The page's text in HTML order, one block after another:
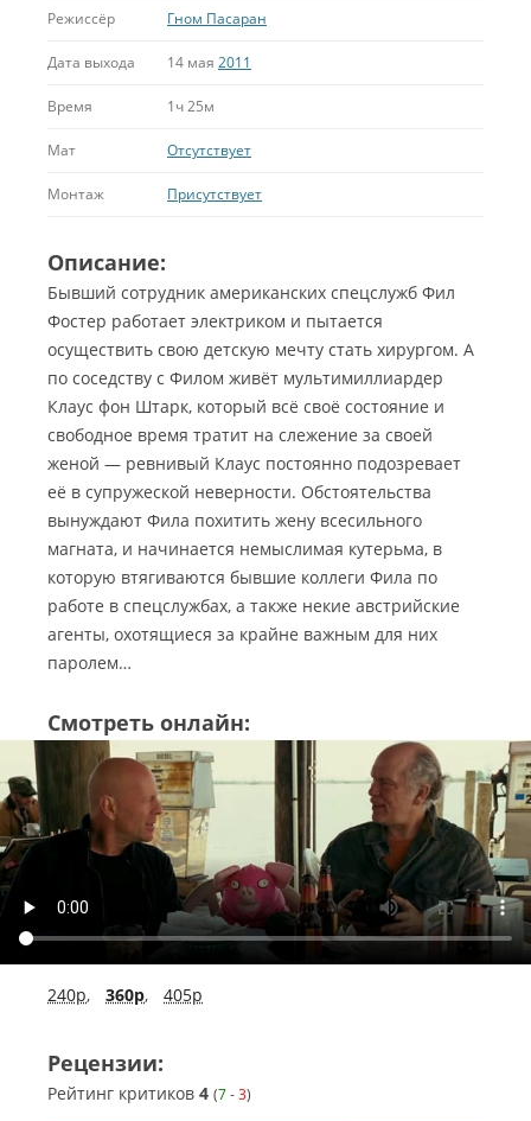
Режиссёр Гном Пасаран
Дата выхода 14 мая 2011
Время 1ч 25м
Мат Отсутствует
Монтаж Присутствует
Описание:
Бывший сотрудник американских спецслужб Фил
Фостер работает электриком и пытается
осуществить свою детскую мечту стать хирургом. А
по соседству с Филом живёт мультимиллиардер
Клаус фон Штарк, который всё своё состояние и
свободное время тратит на слежение за своей
женой — ревнивый Клаус постоянно подозревает
её в супружеской неверности. Обстоятельства
вынуждают Фила похитить жену всесильного
магната, и начинается немыслимая кутерьма, в
которую втягиваются бывшие коллеги Фила по
работе в спецслужбах, а также некие австрийские
агенты, охотящиеся за крайне важным для них
паролем…
Смотреть онлайн:
240p, 360p, 405p
Рецензии:
Рейтинг критиков 4 (7-3)